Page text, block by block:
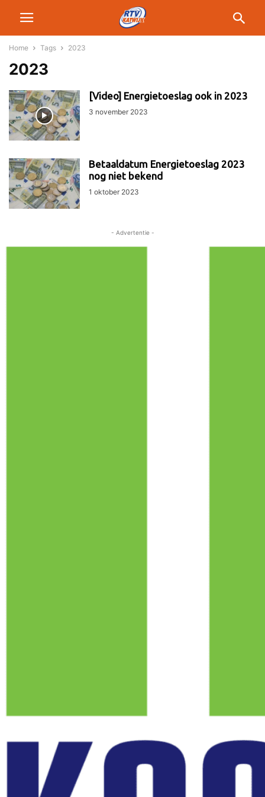
Home Tags 2023
2023
[Video] Energietoeslag ook in 2023
3 november 2023
Betaaldatum Energietoeslag 2023
nog niet bekend
1 oktober 2023
- Advertentie -